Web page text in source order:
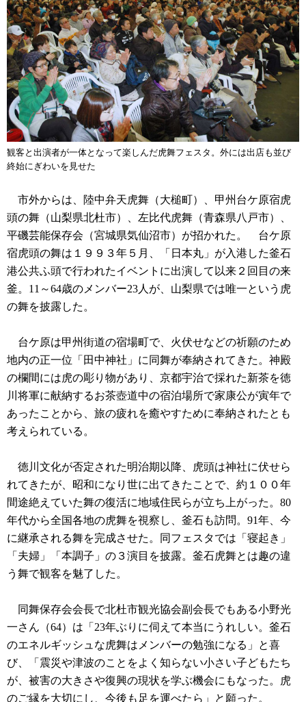
観客と出演者が一体となって楽しんだ虎舞フェスタ。外には出店も並び
終始にぎわいを見せた
市外からは、陸中弁天虎舞（大槌町）、甲州台ケ原宿虎
頭の舞（山梨県北杜市）、左比代虎舞（青森県八戸市）、
平磯芸能保存会（宮城県気仙沼市）が招かれた。 台ケ原
宿虎頭の舞は１９９３年５月、「日本丸」が入港した釜石
港公共ふ頭で行われたイベントに出演して以来２回目の来
釜。11～64歳のメンバー23人が、山梨県では唯一という虎
の舞を披露した。
台ケ原は甲州街道の宿場町で、火伏せなどの祈願のため
地内の正一位「田中神社」に同舞が奉納されてきた。神殿
の欄間には虎の彫り物があり、京都宇治で採れた新茶を徳
川将軍に献納するお茶壺道中の宿泊場所で家康公が寅年で
あったことから、旅の疲れを癒やすために奉納されたとも
考えられている。
徳川文化が否定された明治期以降、虎頭は神社に伏せら
れてきたが、昭和になり世に出てきたことで、約１００年
間途絶えていた舞の復活に地域住民らが立ち上がった。80
年代から全国各地の虎舞を視察し、釜石も訪問。91年、今
に継承される舞を完成させた。同フェスタでは「寝起き」
「夫婦」「本調子」の３演目を披露。釜石虎舞とは趣の違
う舞で観客を魅了した。
同舞保存会会長で北杜市観光協会副会長でもある小野光
一さん（64）は「23年ぶりに伺えて本当にうれしい。釜石
のエネルギッシュな虎舞はメンバーの勉強になる」と喜
び、「震災や津波のことをよく知らない小さい子どもたち
が、被害の大きさや復興の現状を学ぶ機会にもなった。虎
のご縁を大切にし、今後も足を運べたら」と願った。